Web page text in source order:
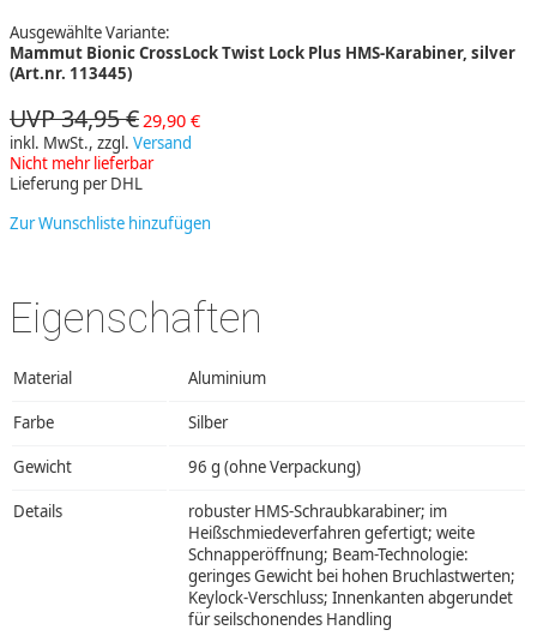
Ausgewählte Variante:
Mammut Bionic CrossLock Twist Lock Plus HMS-Karabiner, silver
(Art.nr. 113445)
UVP 34,95 €29,90 €
inkl. MwSt., zzgl. Versand
Nicht mehr lieferbar
Lieferung per DHL
Zur Wunschliste hinzufügen
Eigenschaften
Material Aluminium
Farbe Silber
Gewicht 96 g (ohne Verpackung)
Details
robuster HMS-Schraubkarabiner; im
Heißschmiedeverfahren gefertigt; weite
Schnapperöffnung; Beam-Technologie:
geringes Gewicht bei hohen Bruchlastwerten;
Keylock-Verschluss; Innenkanten abgerundet
für seilschonendes Handling